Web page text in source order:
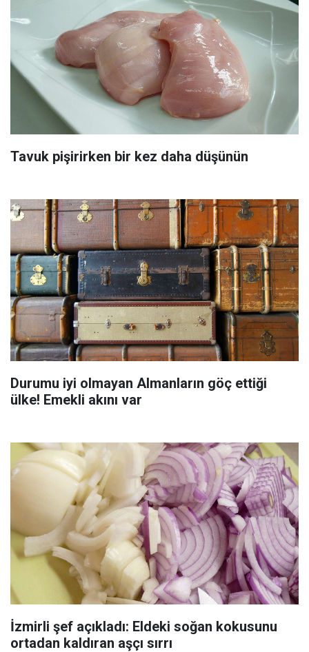
Tavuk pişirirken bir kez daha düşünün
Durumu iyi olmayan Almanların göç ettiği
ülke! Emekli akını var
İzmirli şef açıkladı: Eldeki soğan kokusunu
ortadan kaldıran aşçı sırrı